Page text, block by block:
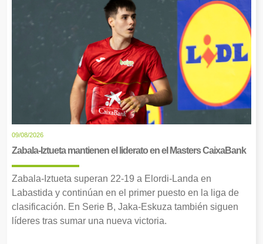
09/08/2026
Zabala-Iztueta mantienen el liderato en el Masters CaixaBank
Zabala-Iztueta superan 22-19 a Elordi-Landa en
Labastida y continúan en el primer puesto en la liga de
clasificación. En Serie B, Jaka-Eskuza también siguen
líderes tras sumar una nueva victoria.